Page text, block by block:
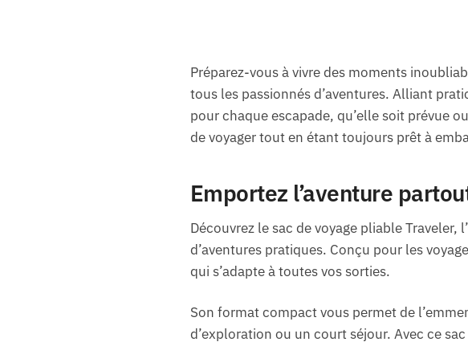
Préparez-vous à vivre des moments
tous les passionnés d’aventures. Alliant
pour chaque escapade, qu’elle soit prévue
de voyager tout en étant toujours prêt à
Emportez l’aventure
Découvrez le sac de voyage pliable
d’aventures pratiques. Conçu pour les
qui s’adapte à toutes vos sorties.
Son format compact vous permet de
d’exploration ou un court séjour. Avec ce